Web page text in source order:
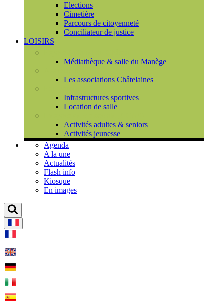
Elections
Cimetière
Parcours de citoyenneté
Conciliateur de justice
LOISIRS
Médiathèque & salle du Manège
Les associations Châtelaines
Infrastructures sportives
Location de salle
Activités adultes & seniors
Activités jeunesse
Agenda
A la une
Actualités
Flash info
Kiosque
En images